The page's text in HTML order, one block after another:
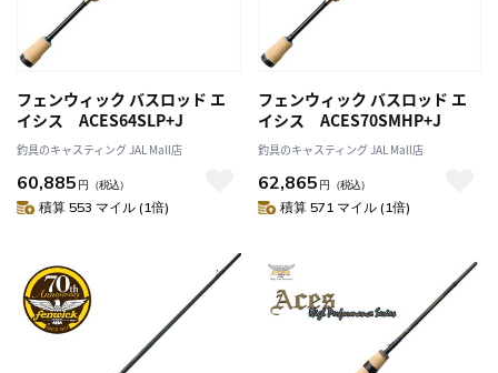
フェンウィック バスロッド エ
イシス ACES64SLP+J
釣具のキャスティング JAL Mall店
60,885 円 （税込）
積算 553 マイル (1倍)
フェンウィック バスロッド エ
イシス ACES70SMHP+J
釣具のキャスティング JAL Mall店
62,865 円 （税込）
積算 571 マイル (1倍)